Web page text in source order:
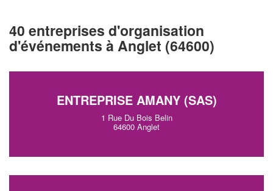
40 entreprises d'organisation
d'événements à Anglet (64600)
ENTREPRISE AMANY (SAS)
1 Rue Du Bois Belin
64600 Anglet